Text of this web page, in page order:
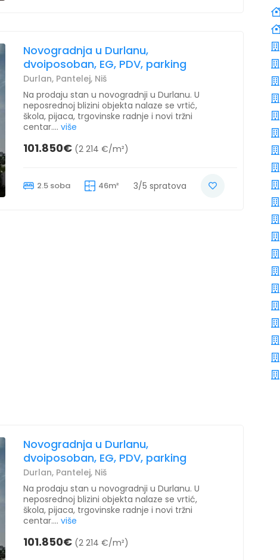
Novogradnja u Durlanu,
dvoiposoban, EG, PDV, parking
Durlan, Pantelej, Niš
Na prodaju stan u novogradnji u Durlanu. U
neposrednoj blizini objekta nalaze se vrtić,
škola, pijaca, trgovinske radnje i novi tržni
centar.... više
101.850€ (2 214 €/m²)
2.5 soba 46m² 3/5 spratova
Novogradnja u Durlanu,
dvoiposoban, EG, PDV, parking
Durlan, Pantelej, Niš
Na prodaju stan u novogradnji u Durlanu. U
neposrednoj blizini objekta nalaze se vrtić,
škola, pijaca, trgovinske radnje i novi tržni
centar.... više
101.850€ (2 214 €/m²)